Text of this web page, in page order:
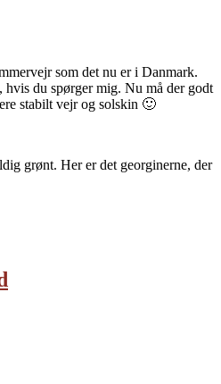
som det nu er i Danmark.
hvis du spørger mig. Nu må der godt
stabilt vejr og solskin 🙂
grønt. Her er det georginerne, der